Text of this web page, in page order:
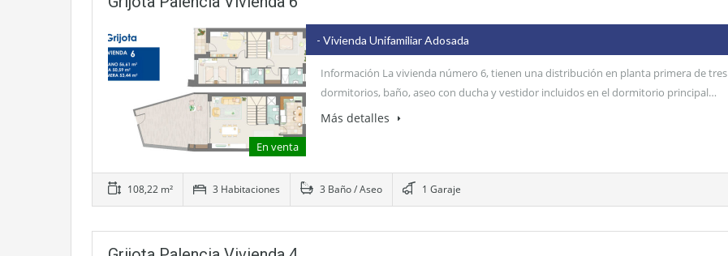
En venta
- Vivienda Unifamiliar Adosada
Información La vivienda número 6, tienen una distribución en planta primera de tres
dormitorios, baño, aseo con ducha y vestidor incluidos en el dormitorio principal…
Más detalles
108,22 m² 3 Habitaciones 3 Baño / Aseo 1 Garaje